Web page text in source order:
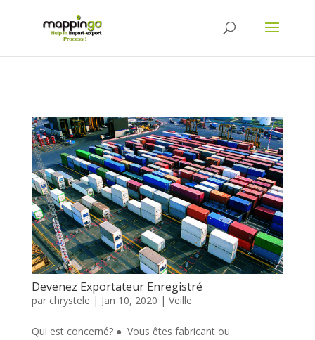
Devenez Exportateur Enregistré
par chrystele | Jan 10, 2020 | Veille
Qui est concerné? ● Vous êtes fabricant ou